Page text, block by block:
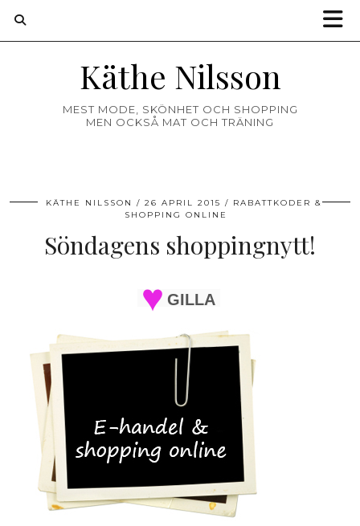
Käthe Nilsson
MEST MODE, SKÖNHET OCH SHOPPING
MEN OCKSÅ MAT OCH TRÄNING
KÄTHE NILSSON 26 APRIL 2015
RABATTKODER &
SHOPPING ONLINE
Söndagens shoppingnytt!
GILLA